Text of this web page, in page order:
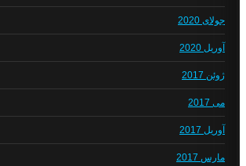
جولای 2020
آوریل 2020
ژوئن 2017
می 2017
آوریل 2017
مارس 2017